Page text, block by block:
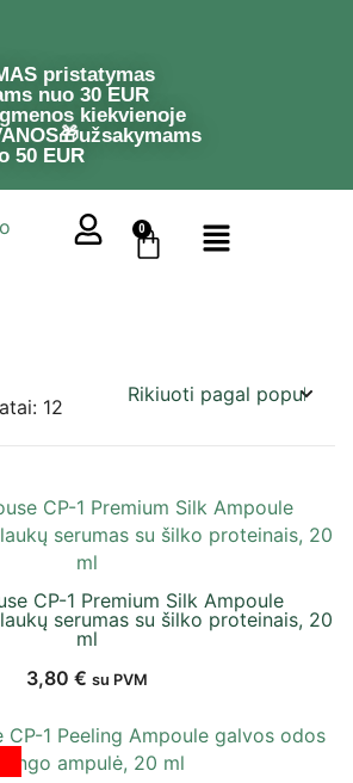
pristatymas
nuo 30 EUR
kiekvienoje
50 EUR
0
12
CP-1 Premium Silk Ampoule
serumas su šilko proteinais, 20
ml
3,80 € su PVM